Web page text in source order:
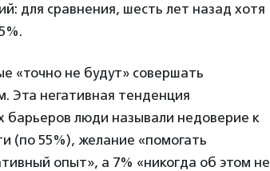
для сравнения, шесть лет назад хотя
«точно не будут» совершать
Эта негативная тенденция
барьеров люди называли недоверие к
(по 55%), желание «помогать
опыт», а 7% «никогда об этом не